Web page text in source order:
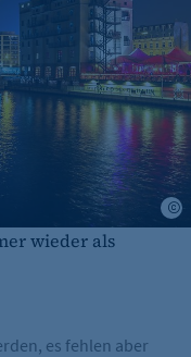
wieder als
es fehlen aber